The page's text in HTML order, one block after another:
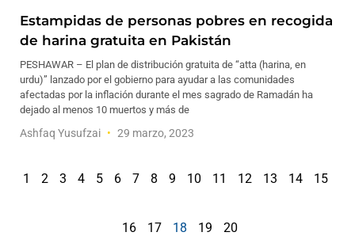
Estampidas de personas pobres en recogida
de harina gratuita en Pakistán
PESHAWAR – El plan de distribución gratuita de “atta (harina, en
urdu)” lanzado por el gobierno para ayudar a las comunidades
afectadas por la inflación durante el mes sagrado de Ramadán ha
dejado al menos 10 muertos y más de
Ashfaq Yusufzai 29 marzo, 2023
1 2 3 4 5 6 7 8 9 10 11 12 13 14 15
16 17 18 19 20